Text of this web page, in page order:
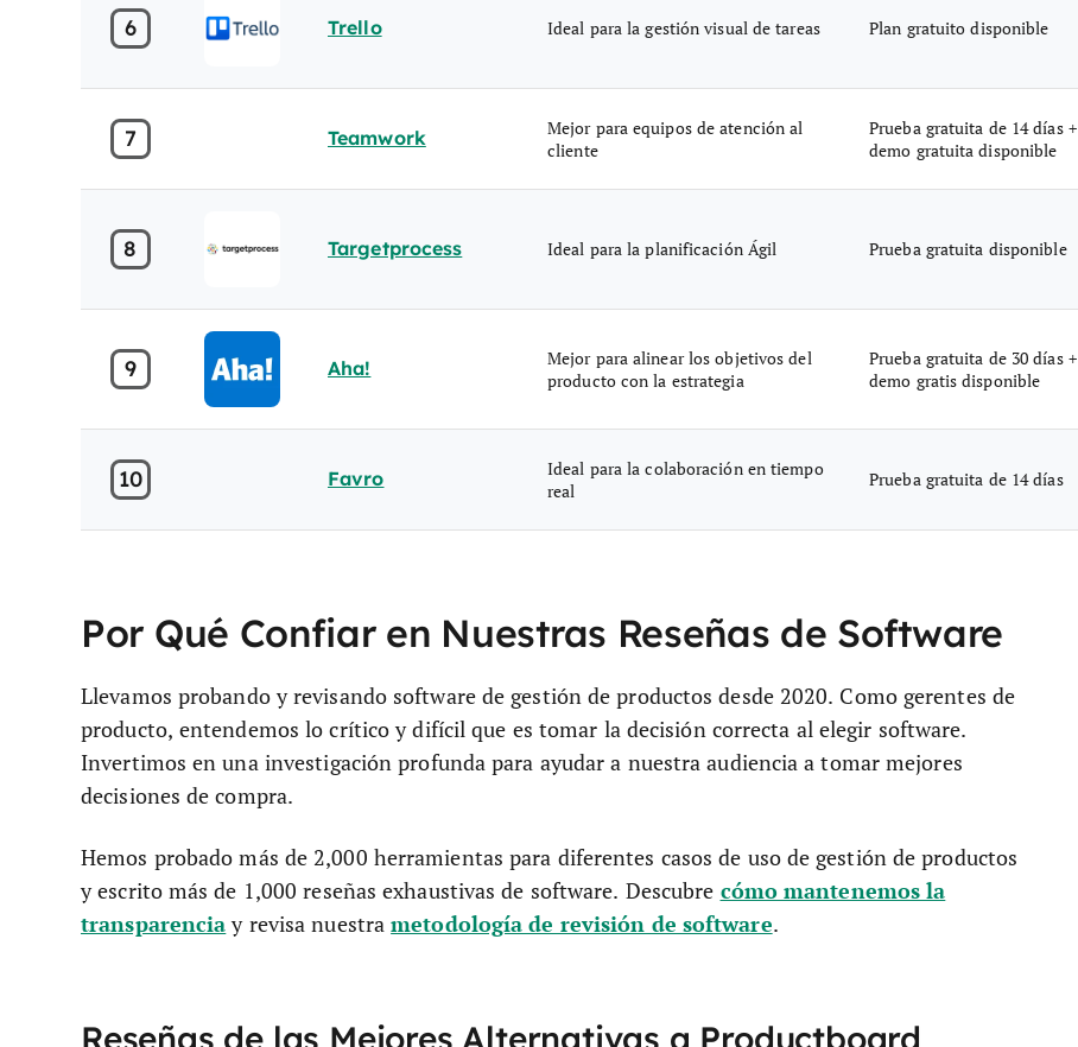
6 Trello Ideal para la gestión visual de tareas Plan gratuito disponible
7 Teamwork
Mejor para equipos de atención al
cliente
Prueba gratuita de 14 días +
demo gratuita disponible
8 Targetprocess Ideal para la planificación Ágil Prueba gratuita disponible
9 Aha!
Mejor para alinear los objetivos del
producto con la estrategia
Prueba gratuita de 30 días +
demo gratis disponible
10 Favro
Ideal para la colaboración en tiempo
real
Prueba gratuita de 14 días
Por Qué Confiar en Nuestras Reseñas de Software
Llevamos probando y revisando software de gestión de productos desde 2020. Como gerentes de
producto, entendemos lo crítico y difícil que es tomar la decisión correcta al elegir software.
Invertimos en una investigación profunda para ayudar a nuestra audiencia a tomar mejores
decisiones de compra.
Hemos probado más de 2,000 herramientas para diferentes casos de uso de gestión de productos
y escrito más de 1,000 reseñas exhaustivas de software. Descubre cómo mantenemos la
transparenciay revisa nuestrametodología de revisión de software.
Reseñas de las Mejores Alternativas a Productboard